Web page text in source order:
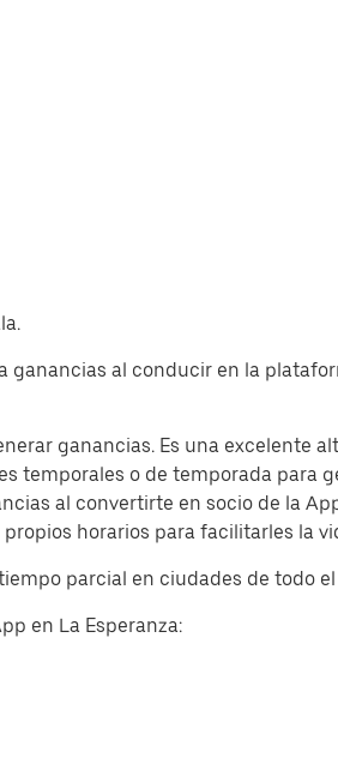
ganancias al conducir en la
ganancias. Es una excelente
o de temporada para
al convertirte en socio de la
horarios para facilitarles la
parcial en ciudades de todo
en La Esperanza: